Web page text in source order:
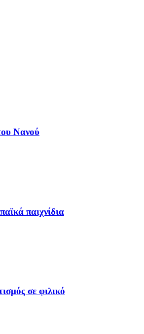
Νανού
παιχνίδια
σε φιλικό